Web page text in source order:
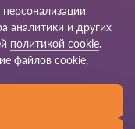
аналитики и других
политикой cookie.
файлов cookie,